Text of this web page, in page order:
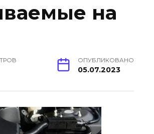
на
ОПУБЛИКОВАНО
05.07.2023